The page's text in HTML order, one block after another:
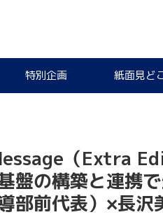
特別企画 紙面見ど
（Extra
盤の構築と連携
部前代表）×長沢